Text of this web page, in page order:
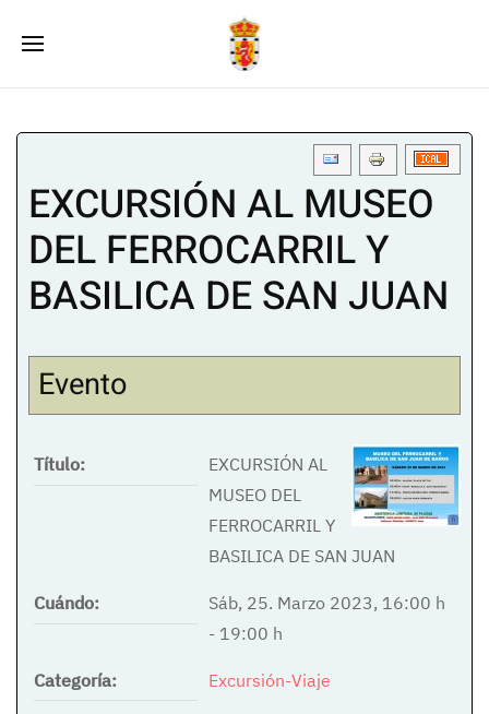
EXCURSIÓN AL MUSEO
DEL FERROCARRIL Y
BASILICA DE SAN JUAN
Evento
Título:
EXCURSIÓN AL
MUSEO DEL
FERROCARRIL Y
BASILICA DE SAN JUAN
Cuándo: Sáb, 25. Marzo 2023, 16:00 h
- 19:00 h
Categoría: Excursión-Viaje